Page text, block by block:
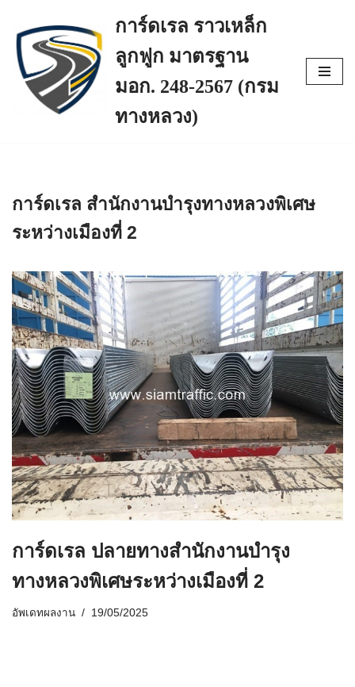
Skip
to
content
การ์ดเรล ราวเหล็ก
ลูกฟูก มาตรฐาน
มอก. 248-2567 (กรม
ทางหลวง)
การ์ดเรล สำนักงานบำรุงทางหลวงพิเศษ
ระหว่างเมืองที่ 2
การ์ดเรล ปลายทางสำนักงานบำรุง
ทางหลวงพิเศษระหว่างเมืองที่ 2
อัพเดทผลงาน 19/05/2025